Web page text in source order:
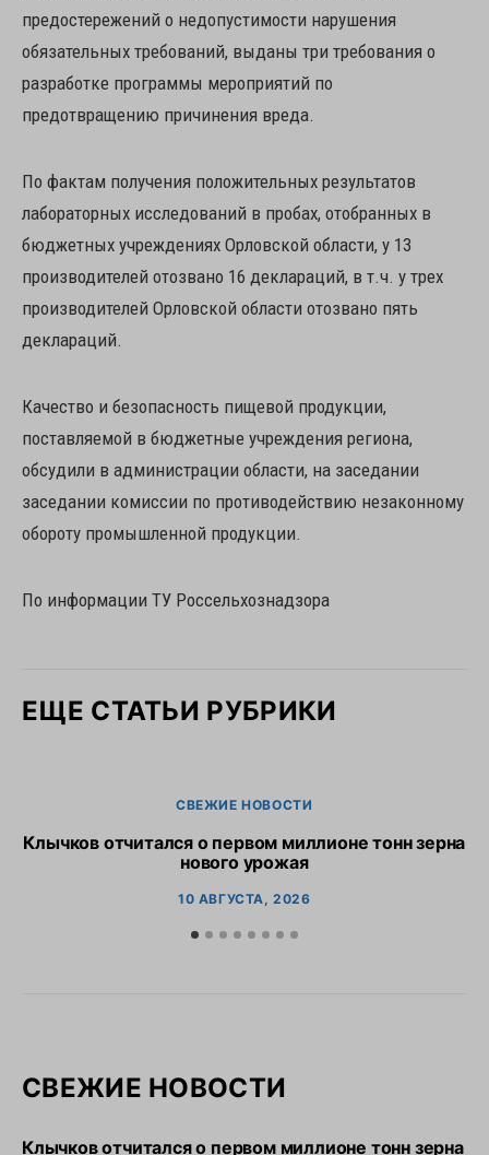
предостережений о недопустимости нарушения
обязательных требований, выданы три требования о
разработке программы мероприятий по
предотвращению причинения вреда.
По фактам получения положительных результатов
лабораторных исследований в пробах, отобранных в
бюджетных учреждениях Орловской области, у 13
производителей отозвано 16 деклараций, в т.ч. у трех
производителей Орловской области отозвано пять
деклараций.
Качество и безопасность пищевой продукции,
поставляемой в бюджетные учреждения региона,
обсудили в администрации области, на заседании
заседании комиссии по противодействию незаконному
обороту промышленной продукции.
По информации ТУ Россельхознадзора
ЕЩЕ СТАТЬИ РУБРИКИ
СВЕЖИЕ НОВОСТИ
Клычков отчитался о первом миллионе тонн зерна
нового урожая
10 АВГУСТА, 2026
СВЕЖИЕ НОВОСТИ
Клычков отчитался о первом миллионе тонн зерна